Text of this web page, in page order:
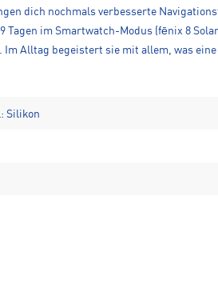
dich nochmals verbesserte
Tagen im Smartwatch-Modus (fēnix 8
Im Alltag begeistert sie mit allem, was
Silikon